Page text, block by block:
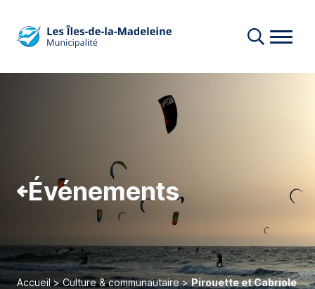
Événements
Accueil>Culture & communautaire>Pirouette et Cabriole